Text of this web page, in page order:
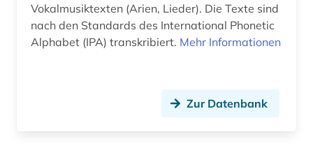
Vokalmusiktexten (Arien, Lieder). Die Texte sind
nach den Standards des International Phonetic
Alphabet (IPA) transkribiert. Mehr Informationen
Zur Datenbank